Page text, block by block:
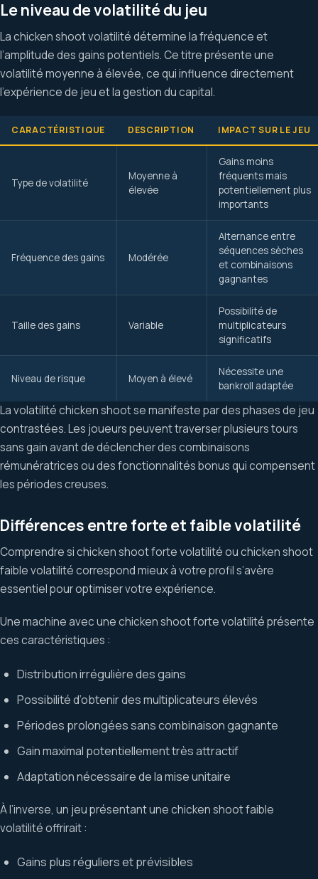
Le niveau de volatilité du jeu
La chicken shoot volatilité détermine la fréquence et
l’amplitude des gains potentiels. Ce titre présente une
volatilité moyenne à élevée, ce qui influence directement
l’expérience de jeu et la gestion du capital.
CARACTÉRISTIQUE DESCRIPTION IMPACT SUR LE JEU
Type de volatilité
Moyenne à
élevée
Gains moins
fréquents mais
potentiellement plus
importants
Fréquence des gains Modérée
Alternance entre
séquences sèches
et combinaisons
gagnantes
Taille des gains Variable
Possibilité de
multiplicateurs
significatifs
Niveau de risque Moyen à élevé
Nécessite une
bankroll adaptée
La volatilité chicken shoot se manifeste par des phases de jeu
contrastées. Les joueurs peuvent traverser plusieurs tours
sans gain avant de déclencher des combinaisons
rémunératrices ou des fonctionnalités bonus qui compensent
les périodes creuses.
Différences entre forte et faible volatilité
Comprendre si chicken shoot forte volatilité ou chicken shoot
faible volatilité correspond mieux à votre profil s’avère
essentiel pour optimiser votre expérience.
Une machine avec une chicken shoot forte volatilité présente
ces caractéristiques :
Distribution irrégulière des gains
Possibilité d’obtenir des multiplicateurs élevés
Périodes prolongées sans combinaison gagnante
Gain maximal potentiellement très attractif
Adaptation nécessaire de la mise unitaire
À l’inverse, un jeu présentant une chicken shoot faible
volatilité offrirait :
Gains plus réguliers et prévisibles